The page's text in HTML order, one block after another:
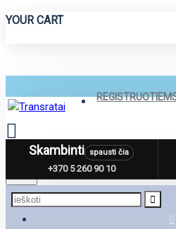
YOUR CART
MenuSkambinti spausti čia
+370 5 260 90 10